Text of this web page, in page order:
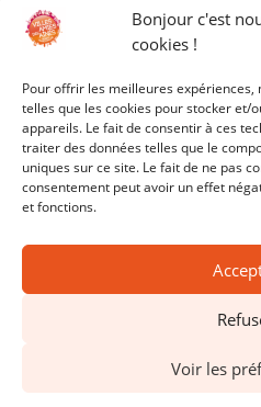
Bonjour c'est
cookies !
Pour offrir les meilleures expériences,
telles que les cookies pour stocker et/
appareils. Le fait de consentir à ces
traiter des données telles que le
uniques sur ce site. Le fait de ne pas
consentement peut avoir un effet
et fonctions.
Voir les
21000 Dijon
AUTRES
Mentions légales
Politiques de confidentialité